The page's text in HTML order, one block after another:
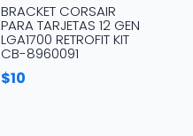
BRACKET CORSAIR
PARA TARJETAS 12 GEN
LGA1700 RETROFIT KIT
CB-8960091
$10